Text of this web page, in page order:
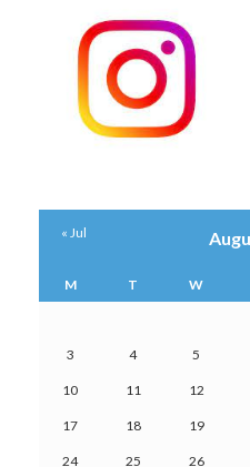
M T W
3 4 5
10 11 12
17 18 19
24 25 26
« Jul